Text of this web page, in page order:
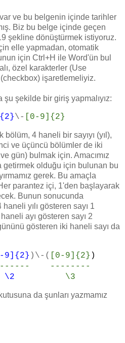
ve bu belgenin içinde tarihler
Biz bu belge içinde geçen
şekline dönüştürmek istiyoruz.
elle yapmadan, otomatik
için Ctrl+H ile Word'ün bul
özel karakterler (Use
işaretlemeliyiz.
şekilde bir giriş yapmalıyız:
\- [0-9]{2}
bölüm, 4 haneli bir sayıyı (yıl),
ve üçüncü bölümler de iki
gün) bulmak için. Amacımız
getirmek olduğu için bulunan bu
gerek. Bu amaçla
parantez içi, 1'den başlayarak
Bunun sonucunda
yılı gösteren sayı 1
ayı gösteren sayı 2
gösteren iki haneli sayı da
9]{2} )\-( [0-9]{2} )
--------
\2 \3
da şunları yazmamız